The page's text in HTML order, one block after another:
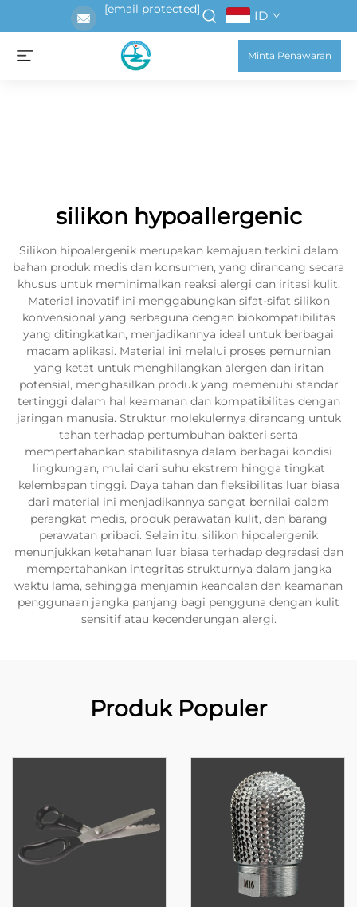
[email protected] ID
Minta Penawaran
silikon hypoallergenic
Silikon hipoalergenik merupakan kemajuan terkini dalam
bahan produk medis dan konsumen, yang dirancang secara
khusus untuk meminimalkan reaksi alergi dan iritasi kulit.
Material inovatif ini menggabungkan sifat-sifat silikon
konvensional yang serbaguna dengan biokompatibilitas
yang ditingkatkan, menjadikannya ideal untuk berbagai
macam aplikasi. Material ini melalui proses pemurnian
yang ketat untuk menghilangkan alergen dan iritan
potensial, menghasilkan produk yang memenuhi standar
tertinggi dalam hal keamanan dan kompatibilitas dengan
jaringan manusia. Struktur molekulernya dirancang untuk
tahan terhadap pertumbuhan bakteri serta
mempertahankan stabilitasnya dalam berbagai kondisi
lingkungan, mulai dari suhu ekstrem hingga tingkat
kelembapan tinggi. Daya tahan dan fleksibilitas luar biasa
dari material ini menjadikannya sangat bernilai dalam
perangkat medis, produk perawatan kulit, dan barang
perawatan pribadi. Selain itu, silikon hipoalergenik
menunjukkan ketahanan luar biasa terhadap degradasi dan
mempertahankan integritas strukturnya dalam jangka
waktu lama, sehingga menjamin keandalan dan keamanan
penggunaan jangka panjang bagi pengguna dengan kulit
sensitif atau kecenderungan alergi.
Produk Populer